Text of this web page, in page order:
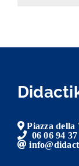
Piazza della
06 06 94 37